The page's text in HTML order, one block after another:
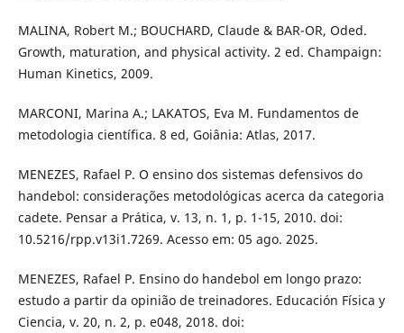
MALINA, Robert M.; BOUCHARD, Claude & BAR-OR, Oded.
Growth, maturation, and physical activity. 2 ed. Champaign:
Human Kinetics, 2009.
MARCONI, Marina A.; LAKATOS, Eva M. Fundamentos de
metodologia científica. 8 ed, Goiânia: Atlas, 2017.
MENEZES, Rafael P. O ensino dos sistemas defensivos do
handebol: considerações metodológicas acerca da categoria
cadete. Pensar a Prática, v. 13, n. 1, p. 1-15, 2010. doi:
10.5216/rpp.v13i1.7269. Acesso em: 05 ago. 2025.
MENEZES, Rafael P. Ensino do handebol em longo prazo:
estudo a partir da opinião de treinadores. Educación Física y
Ciencia, v. 20, n. 2, p. e048, 2018. doi: